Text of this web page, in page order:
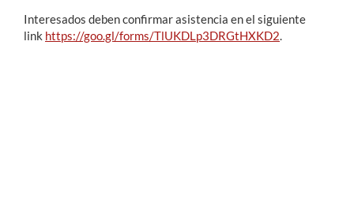
Interesados deben confirmar asistencia en el siguiente
link https://goo.gl/forms/TlUKDLp3DRGtHXKD2.